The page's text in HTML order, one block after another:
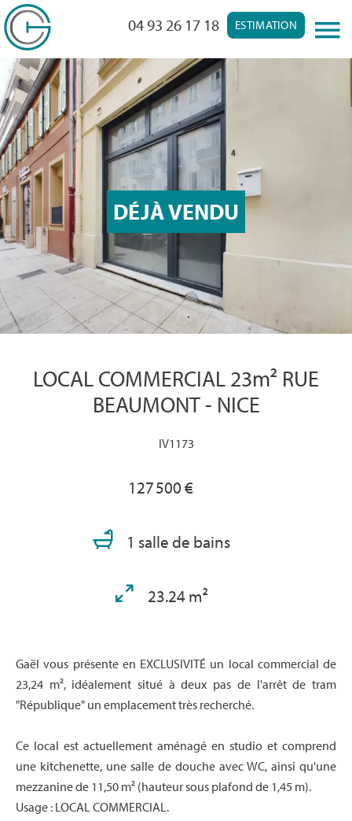
ESTIMATION
04 93 26 17 18
DÉJÀ VENDU
LOCAL COMMERCIAL 23m² RUE
BEAUMONT - NICE
IV1173
127 500 €
1 salle de bains
23.24 m²
Gaël vous présente en EXCLUSIVITÉ un local commercial de
23,24 m², idéalement situé à deux pas de l'arrêt de tram
"République" un emplacement très recherché.
Ce local est actuellement aménagé en studio et comprend
une kitchenette, une salle de douche avec WC, ainsi qu'une
mezzanine de 11,50 m² (hauteur sous plafond de 1,45 m).
Usage : LOCAL COMMERCIAL.